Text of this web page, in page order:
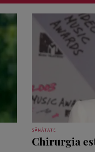
SĂNĂTATE
Chirurgia